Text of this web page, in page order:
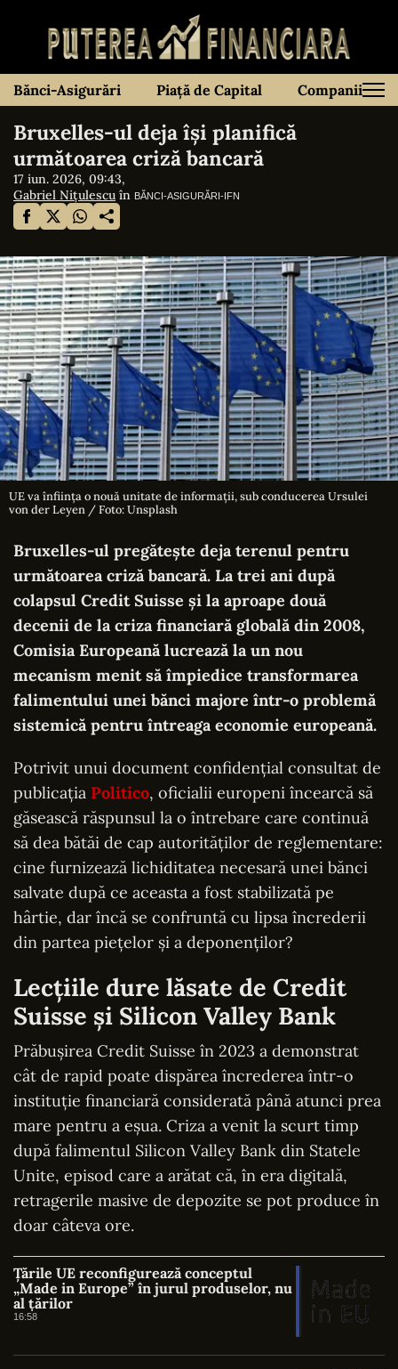
Bănci-Asigurări Piață de Capital Companii
Bruxelles-ul deja își planifică
următoarea criză bancară
17 iun. 2026, 09:43,
Gabriel Nițulescu în BĂNCI-ASIGURĂRI-IFN
UE va înființa o nouă unitate de informații, sub conducerea Ursulei
von der Leyen / Foto: Unsplash
Bruxelles-ul pregătește deja terenul pentru
următoarea criză bancară. La trei ani după
colapsul Credit Suisse și la aproape două
decenii de la criza financiară globală din 2008,
Comisia Europeană lucrează la un nou
mecanism menit să împiedice transformarea
falimentului unei bănci majore într-o problemă
sistemică pentru întreaga economie europeană.
Potrivit unui document confidențial consultat de
publicația Politico, oficialii europeni încearcă să
găsească răspunsul la o întrebare care continuă
să dea bătăi de cap autorităților de reglementare:
cine furnizează lichiditatea necesară unei bănci
salvate după ce aceasta a fost stabilizată pe
hârtie, dar încă se confruntă cu lipsa încrederii
din partea piețelor și a deponenților?
Lecțiile dure lăsate de Credit
Suisse și Silicon Valley Bank
Prăbușirea Credit Suisse în 2023 a demonstrat
cât de rapid poate dispărea încrederea într-o
instituție financiară considerată până atunci prea
mare pentru a eșua. Criza a venit la scurt timp
după falimentul Silicon Valley Bank din Statele
Unite, episod care a arătat că, în era digitală,
retragerile masive de depozite se pot produce în
doar câteva ore.
Țările UE reconfigurează conceptul
„Made in Europe” în jurul produselor, nu
al țărilor
16:58